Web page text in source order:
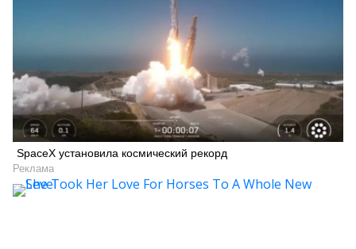
SpaceX установила космический рекорд
Реклама